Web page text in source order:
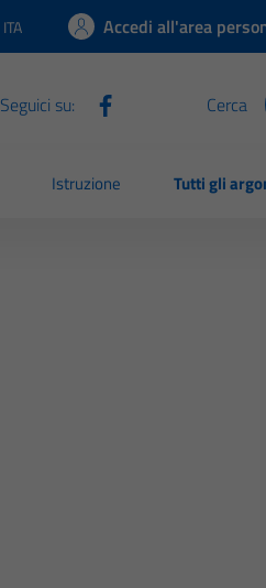
Lingua attiva:
ITA Accedi all'area
Seguici su: Cerca
Istruzione Tutti gli